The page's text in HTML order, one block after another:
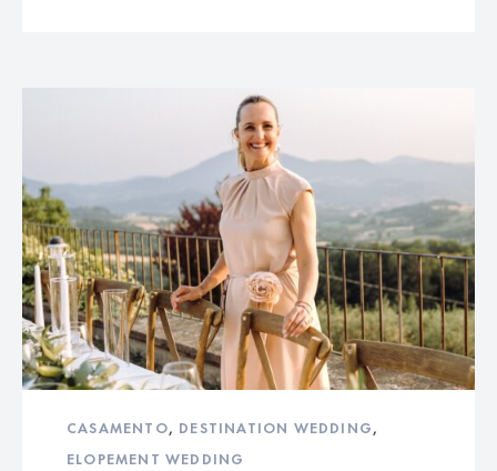
CASAMENTO, DESTINATION WEDDING,
ELOPEMENT WEDDING